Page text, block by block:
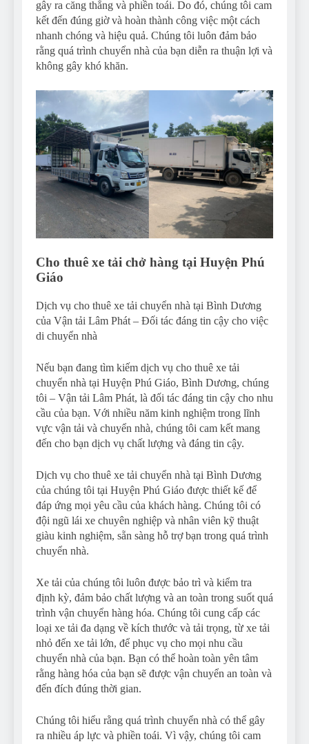
gây ra căng thẳng và phiền toái. Do đó, chúng tôi cam
kết đến đúng giờ và hoàn thành công việc một cách
nhanh chóng và hiệu quả. Chúng tôi luôn đảm bảo
rằng quá trình chuyển nhà của bạn diễn ra thuận lợi và
không gây khó khăn.
Cho thuê xe tải chở hàng tại Huyện Phú
Giáo
Dịch vụ cho thuê xe tải chuyển nhà tại Bình Dương
của Vận tải Lâm Phát – Đối tác đáng tin cậy cho việc
di chuyển nhà
Nếu bạn đang tìm kiếm dịch vụ cho thuê xe tải
chuyển nhà tại Huyện Phú Giáo, Bình Dương, chúng
tôi – Vận tải Lâm Phát, là đối tác đáng tin cậy cho nhu
cầu của bạn. Với nhiều năm kinh nghiệm trong lĩnh
vực vận tải và chuyển nhà, chúng tôi cam kết mang
đến cho bạn dịch vụ chất lượng và đáng tin cậy.
Dịch vụ cho thuê xe tải chuyển nhà tại Bình Dương
của chúng tôi tại Huyện Phú Giáo được thiết kế để
đáp ứng mọi yêu cầu của khách hàng. Chúng tôi có
đội ngũ lái xe chuyên nghiệp và nhân viên kỹ thuật
giàu kinh nghiệm, sẵn sàng hỗ trợ bạn trong quá trình
chuyển nhà.
Xe tải của chúng tôi luôn được bảo trì và kiểm tra
định kỳ, đảm bảo chất lượng và an toàn trong suốt quá
trình vận chuyển hàng hóa. Chúng tôi cung cấp các
loại xe tải đa dạng về kích thước và tải trọng, từ xe tải
nhỏ đến xe tải lớn, để phục vụ cho mọi nhu cầu
chuyển nhà của bạn. Bạn có thể hoàn toàn yên tâm
rằng hàng hóa của bạn sẽ được vận chuyển an toàn và
đến đích đúng thời gian.
Chúng tôi hiểu rằng quá trình chuyển nhà có thể gây
ra nhiều áp lực và phiền toái. Vì vậy, chúng tôi cam